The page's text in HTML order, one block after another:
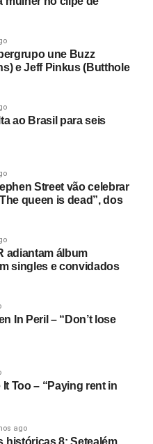
une Buzz
e Jeff Pinkus (Butthole
ao Brasil para seis
Street vão celebrar
queen is dead”, dos
adiantam álbum
singles e convidados
In Peril – “Don’t lose
Too – “Paying rent in
ago